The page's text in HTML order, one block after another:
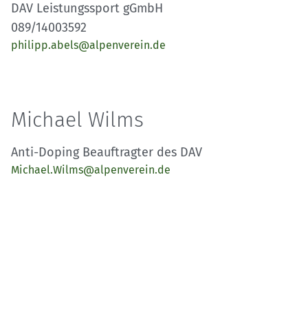
DAV Leistungssport gGmbH
089/14003592
philipp.abels@alpenverein.de
Michael Wilms
Anti-Doping Beauftragter des DAV
Michael.Wilms@alpenverein.de